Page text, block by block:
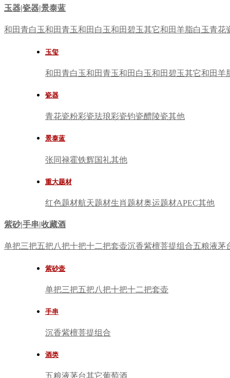
玉器|瓷器|景泰蓝
和田青白玉和田青玉和田白玉和田碧玉其它和田羊脂白玉青花
玉玺
和田青白玉和田青玉和田白玉和田碧玉其它和田羊
瓷器
青花瓷粉彩瓷珐琅彩瓷钧瓷醴陵瓷其他
景泰蓝
张同禄霍铁辉国礼其他
重大题材
红色题材航天题材生肖题材奥运题材APEC其他
紫砂|手串|收藏酒
单把三把五把八把十把十二把套壶沉香紫檀菩提组合五粮液茅
紫砂壶
单把三把五把八把十把十二把套壶
手串
沉香紫檀菩提组合
酒类
五粮液茅台其它葡萄酒